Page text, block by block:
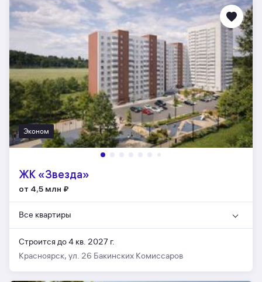
Эконом
ЖК «Звезда»
от 4,5 млн ₽
Все квартиры
Строится до 4 кв. 2027 г.
Красноярск, ул. 26 Бакинских Комиссаров